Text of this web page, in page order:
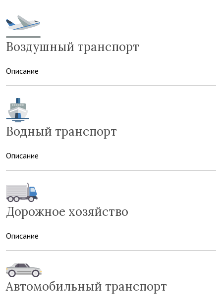
Воздушный транспорт
Описание
Водный транспорт
Описание
Дорожное хозяйство
Описание
Автомобильный транспорт